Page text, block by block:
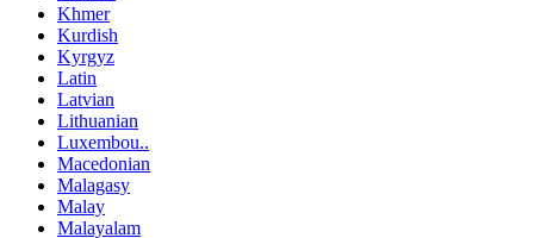
Khmer
Kurdish
Kyrgyz
Latin
Latvian
Lithuanian
Luxembou..
Macedonian
Malagasy
Malay
Malayalam